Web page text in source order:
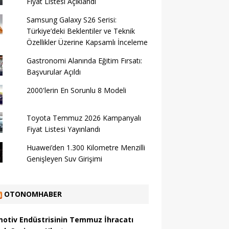
Samsung Galaxy S26 Serisi:
Türkiye’deki Beklentiler ve Teknik
Özellikler Üzerine Kapsamlı İnceleme
Gastronomi Alanında Eğitim Fırsatı:
Başvurular Açıldı
2000'lerin En Sorunlu 8 Modeli
Toyota Temmuz 2026 Kampanyalı
Fiyat Listesi Yayınlandı
Huawei’den 1.300 Kilometre Menzilli
Genişleyen Suv Girişimi
OTONOMHABER
Endüstrisinin Temmuz İhracatı